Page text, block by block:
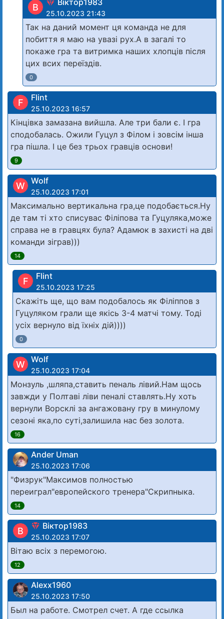
В
25.10.2023 21:43
Так на даний момент ця команда не для
побиття я маю на увазі рух.А в загалі то
покаже гра та витримка наших хлопців після
цих всих переїздів.
0
F Flint
25.10.2023 16:57
Кінцівка замазана вийшла. Але три бали є. І гра
сподобалась. Ожили Гуцул з Філом і зовсім інша
гра пішла. І це без трьох гравців основи!
9
W Wolf
25.10.2023 17:01
Максимально вертикальна гра,це подобається.Ну
де там ті хто списувас Філіпова та Гуцуляка,може
справа не в гравцях була? Адамюк в захисті на дві
команди зіграв)))
14
F Flint
25.10.2023 17:25
Скажіть ще, що вам подобалось як Філіппов з
Гуцуляком грали ще якісь 3-4 матчі тому. Тоді
усіх вернуло від їхніх дій))))
0
W Wolf
25.10.2023 17:04
Монзуль ,шляпа,ставить пеналь лівий.Нам щось
завжди у Полтаві ліви пеналі ставлять.Ну хоть
вернули Ворсклі за ангажовану гру в минулому
сезоні яка,по суті,залишила нас без золота.
16
Ander Uman
25.10.2023 17:06
"Физрук"Максимов полностью
переиграл"европейского тренера"Скрипныка.
14
В Віктор1983
25.10.2023 17:07
Вітаю всіх з перемогою.
12
Alexx1960
25.10.2023 17:50
Был на работе. Смотрел счет. А где ссылка